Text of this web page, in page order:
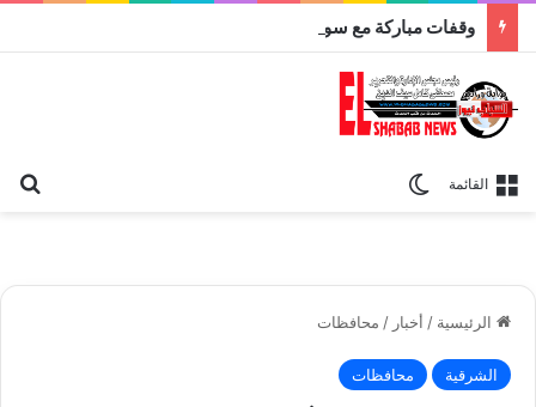
القائمة
الرئيسية / أخبار / محافظات
الشرقية محافظات